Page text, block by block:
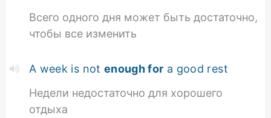
Всего одного дня может быть достаточно,
чтобы все изменить
A week is not enough for a good rest
Недели недостаточно для хорошего
отдыха